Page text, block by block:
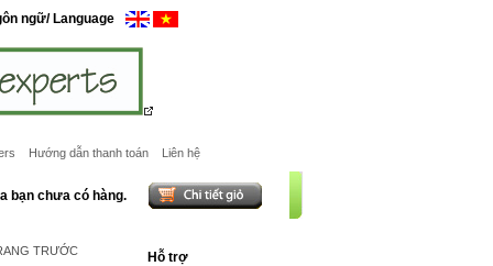
ngữ/ Language
Hướng dẫn thanh toán Liên hệ
bạn chưa có hàng.
TRƯỚC Hỗ trợ